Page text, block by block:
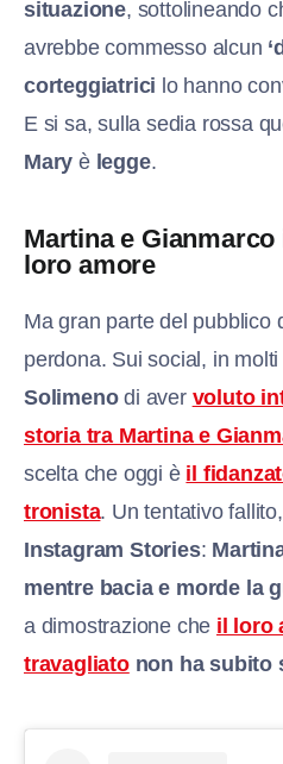
situazione, sottolineando
avrebbe commesso alcun
corteggiatrici lo hanno
E si sa, sulla sedia rossa
Mary è legge.
Martina e
loro amore
Ma gran parte del pubblico
perdona. Sui social, in
Solimenodi aver voluto
storia tra Martina e
scelta che oggi è il
tronista. Un tentativo
Instagram Stories:
mentre bacia e morde la
a dimostrazione che il loro
travagliatonon ha subito